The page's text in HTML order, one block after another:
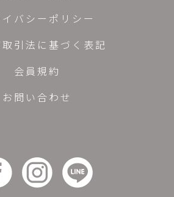
バシーポリシー
引法に基づく表記
会員規約
お問い合わせ